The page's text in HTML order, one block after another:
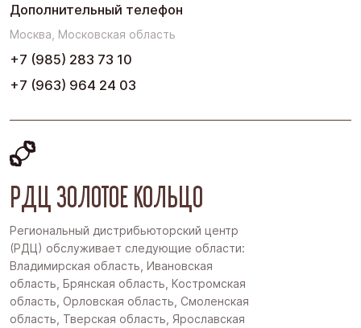
Дополнительный телефон
Москва, Московская область
+7 (985) 283 73 10
+7 (963) 964 24 03
РДЦ ЗОЛОТОЕ КОЛЬЦО
Региональный дистрибьюторский центр
(РДЦ) обслуживает следующие области:
Владимирская область, Ивановская
область, Брянская область, Костромская
область, Орловская область, Смоленская
область, Тверская область, Ярославская